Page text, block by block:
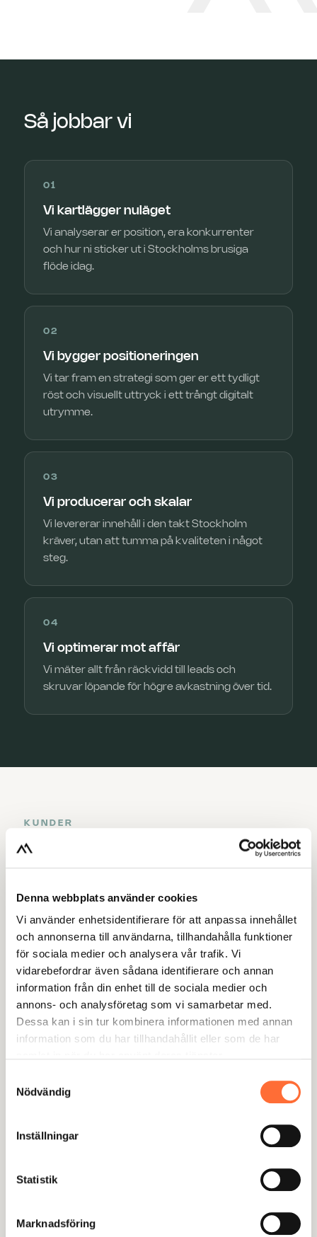
Denna webbplats använder cookies
Vi använder enhetsidentifierare för att anpassa innehållet
och annonserna till användarna, tillhandahålla funktioner
för sociala medier och analysera vår trafik. Vi
vidarebefordrar även sådana identifierare och annan
information från din enhet till de sociala medier och
annons- och analysföretag som vi samarbetar med.
Dessa kan i sin tur kombinera informationen med annan
information som du har tillhandahållit eller som de har
Nödvändig
Inställningar
Statistik
Marknadsföring
Så jobbar vi
01
Vi kartlägger nuläget
Vi analyserar er position, era konkurrenter
och hur ni sticker ut i Stockholms brusiga
flöde idag.
02
Vi bygger positioneringen
Vi tar fram en strategi som ger er ett tydligt
röst och visuellt uttryck i ett trångt digitalt
utrymme.
03
Vi producerar och skalar
Vi levererar innehåll i den takt Stockholm
kräver, utan att tumma på kvaliteten i något
steg.
04
Vi optimerar mot affär
Vi mäter allt från räckvidd till leads och
skruvar löpande för högre avkastning över tid.
KUNDER
Varumärken som redan
synts med oss
favoriter till globala namn.
Porsche Center Kalmar
Foto, företagsfilm och content som
samspelar för att förmedla varumärkets själ.
Café Bar
Sedan 2019 hjälper vi Café Bar att dominera
digitalt. 2024 nådde vi bolagets högsta
Besök webbplatsen